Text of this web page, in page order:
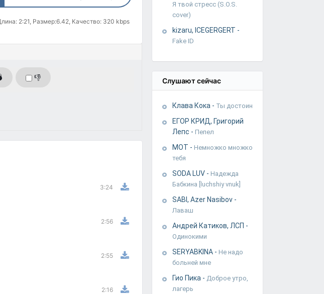
2:21, Размер:6.42, Качество: 320 kbps
👎
3:24
2:56
2:55
2:16
Я твой стресс (S.O.S.
cover)
kizaru, ICEGERGERT -
Fake ID
Слушают сейчас
Клава Кока - Ты достоин
ЕГОР КРИД, Григорий
Лепс - Пепел
МОТ - Немножко множко
тебя
SODA LUV - Надежда
Бабкина [luchshiy vnuk]
SABI, Azer Nasibov -
Лаваш
Андрей Катиков, ЛСП -
Одинокими
SERYABKINA - Не надо
больней мне
Гио Пика - Доброе утро,
лагерь